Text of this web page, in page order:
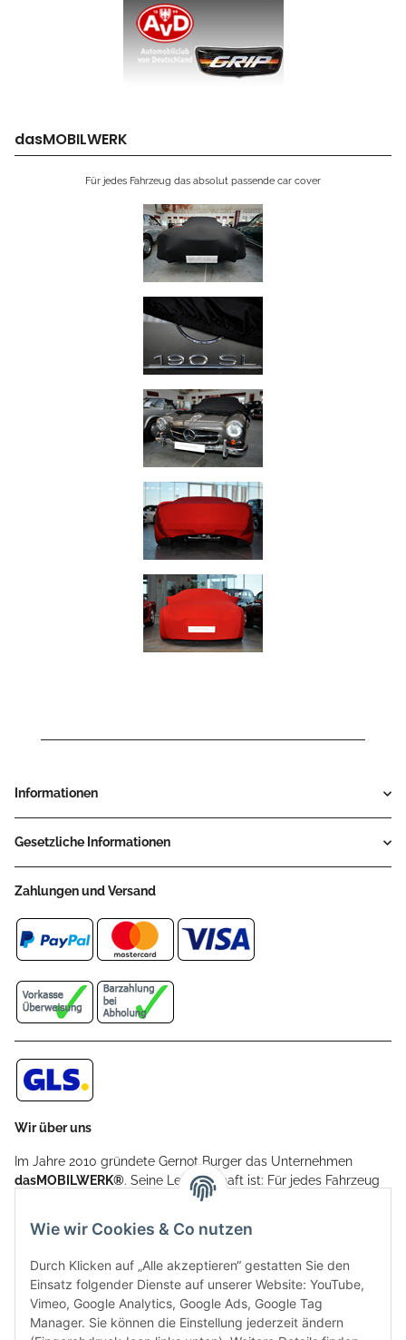
dasMOBILWERK
Für jedes Fahrzeug das absolut passende car cover
Informationen
Gesetzliche Informationen
Zahlungen und Versand
Wir über uns
Im Jahre 2010 gründete Gernot Burger das Unternehmen
dasMOBILWERK®. Seine Leidenschaft ist: Für jedes Fahrzeug
ein Car Cover anzubieten - passgenau und individuell.
Aufgrund der vielen positiven Kundenrückmeldungen kamen
weitere Produkte, wie Reifenschuhe, Hardtopständer hinzu.
Seine Reifenschoner werden in Deutschland produziert und
sind mit hochwertigen Techniken und Materialien gefertigt.
dasMOBILWERK® ist seit der Gründung ein
Familienunternehmen, welches sich seit 2010 auf
Wie wir Cookies & Co nutzen
Durch Klicken auf „Alle akzeptieren“ gestatten Sie den
Einsatz folgender Dienste auf unserer Website: YouTube,
Vimeo, Google Analytics, Google Ads, Google Tag
Manager. Sie können die Einstellung jederzeit ändern